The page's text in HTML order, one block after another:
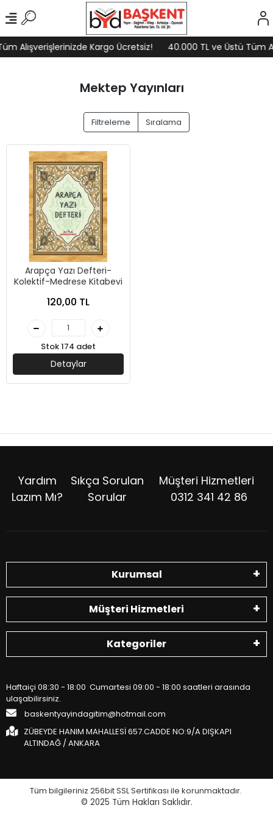
Alışverişlerinizde Kargo Ücretsiz! 40.000 TL ve Üstü Tüm
Mektep Yayınları
Filtreleme Sıralama
Arapça Yazı Defteri-
Kolektif-Medrese Kitabevi
120,00 TL
Stok 174 adet
Detaylar
Yardım
Lazım Mı?
Sıkça Sorulan
Sorular
Müşteri Hizmetleri
0312 341 42 86
Kurumsal
Müşteri Hizmetleri
Kategoriler
Haftaiçi 08:30 - 18:00 Cumartesi 09:00 - 18:00 saatleri arasında
ulaşabilirsiniz.
baskentyayindagitim@hotmail.com
ZÜBEYDE HANIM MAHALLESİ 657.CADDE NO:9/A DIŞKAPI
ALTINDAĞ / ANKARA
Tüm bilgileriniz 256bit SSL Sertifikası ile korunmaktadır.
© 2025 Tüm Hakları Saklıdır.